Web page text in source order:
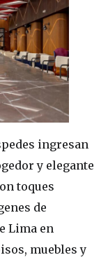
ingresan
y elegante
toques
de
Lima en
muebles y